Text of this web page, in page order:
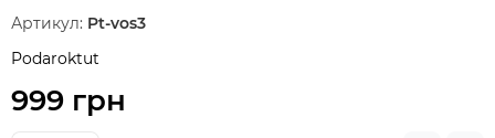
Артикул: Pt-vos3
Podaroktut
999 грн